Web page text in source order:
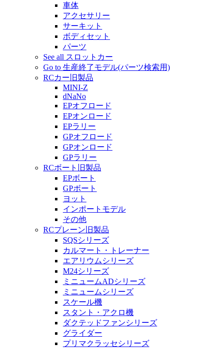
車体
アクセサリー
サーキット
ボディセット
パーツ
See all スロットカー
Go to 生産終了モデル(パーツ検索用)
RCカー旧製品
MINI-Z
dNaNo
EPオフロード
EPオンロード
EPラリー
GPオフロード
GPオンロード
GPラリー
RCボート旧製品
EPボート
GPボート
ヨット
インポートモデル
その他
RCプレーン旧製品
SQSシリーズ
カルマート・トレーナー
エアリウムシリーズ
M24シリーズ
ミニュームADシリーズ
ミニュームシリーズ
スケール機
スタント・アクロ機
ダクテッドファンシリーズ
グライダー
プリマクラッセシリーズ